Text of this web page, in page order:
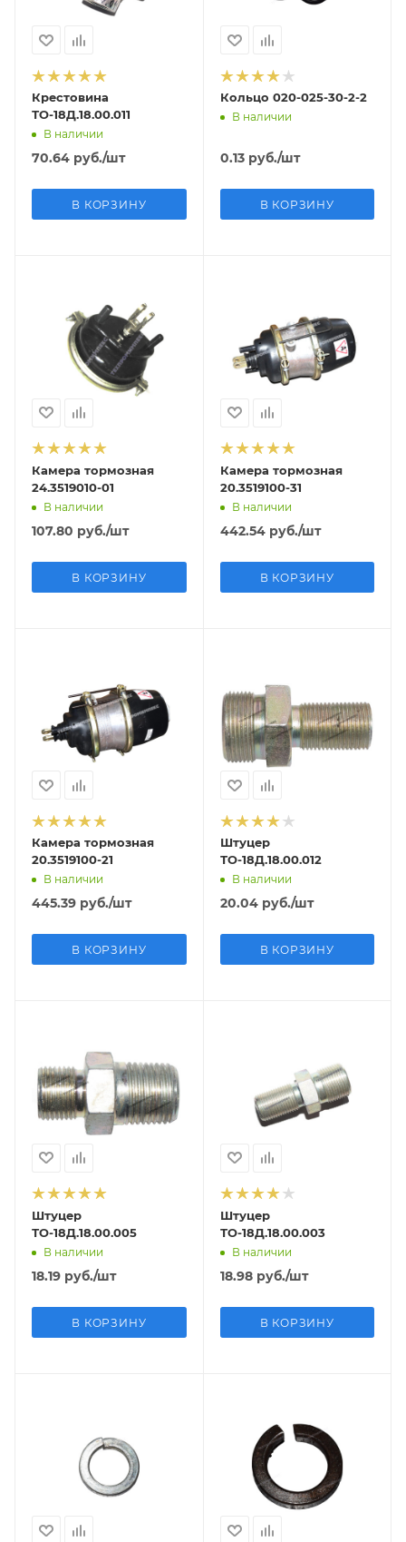
Крестовина
ТО-18Д.18.00.011
В наличии
70.64 руб./шт
В КОРЗИНУ
Кольцо 020-025-30-2-2
В наличии
0.13руб./шт
В КОРЗИНУ
Камера тормозная
24.3519010-01
В наличии
107.80 руб./шт
В КОРЗИНУ
Камера тормозная
20.3519100-31
В наличии
442.54руб./шт
В КОРЗИНУ
Камера тормозная
20.3519100-21
В наличии
445.39 руб./шт
В КОРЗИНУ
Штуцер
ТО-18Д.18.00.012
В наличии
20.04руб./шт
В КОРЗИНУ
Штуцер
ТО-18Д.18.00.005
В наличии
18.19 руб./шт
В КОРЗИНУ
Штуцер
ТО-18Д.18.00.003
В наличии
18.98руб./шт
В КОРЗИНУ